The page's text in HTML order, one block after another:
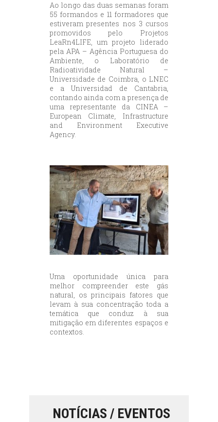
Ao longo das duas semanas foram
55 formandos e 11 formadores que
estiveram presentes nos 3 cursos
promovidos pelo Projetos
LeaRn4LIFE, um projeto liderado
pela APA – Agência Portuguesa do
Ambiente, o Laboratório de
Radioatividade Natural –
Universidade de Coimbra, o LNEC
e a Universidad de Cantabria,
contando ainda com a presença de
uma representante da CINEA –
European Climate, Infrastructure
and Environment Executive
Agency.
Uma oportunidade única para
melhor compreender este gás
natural, os principais fatores que
levam à sua concentração toda a
temática que conduz à sua
mitigação em diferentes espaços e
contextos.
NOTÍCIAS / EVENTOS